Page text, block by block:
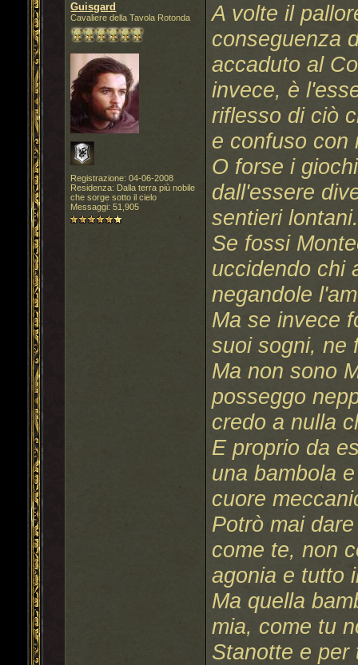
Guisgard
Cavaliere della Tavola Rotonda
Registrazione: 04-06-2008
Residenza: Dalla terra più nobile
che sorge sotto il cielo
Messaggi: 51,905
A volte il
conseguenza
accaduto al
invece, è
riflesso di ciò
e confuso con
O forse i
dall'essere
sentieri
Se fossi
uccidendo chi
negandole
Ma se invece
suoi sogni, ne
Ma non sono
posseggo
credo a nulla
E proprio da
una bambola
cuore
Potrò mai
come te, non
agonia e tutto
Ma quella
mia, come tu
Stanotte e